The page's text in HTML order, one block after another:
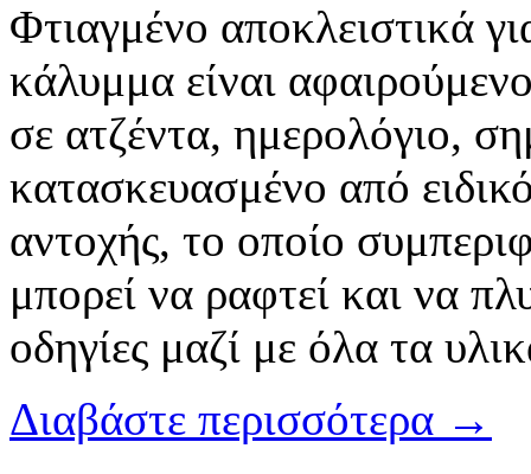
Φτιαγμένο αποκλειστικά
κάλυμμα είναι
σε ατζέντα, ημερολόγιο,
κατασκευασμένο από
αντοχής, το οποίο
μπορεί να ραφτεί και να
οδηγίες μαζί με όλα τα
Διαβάστε περισσότερα →